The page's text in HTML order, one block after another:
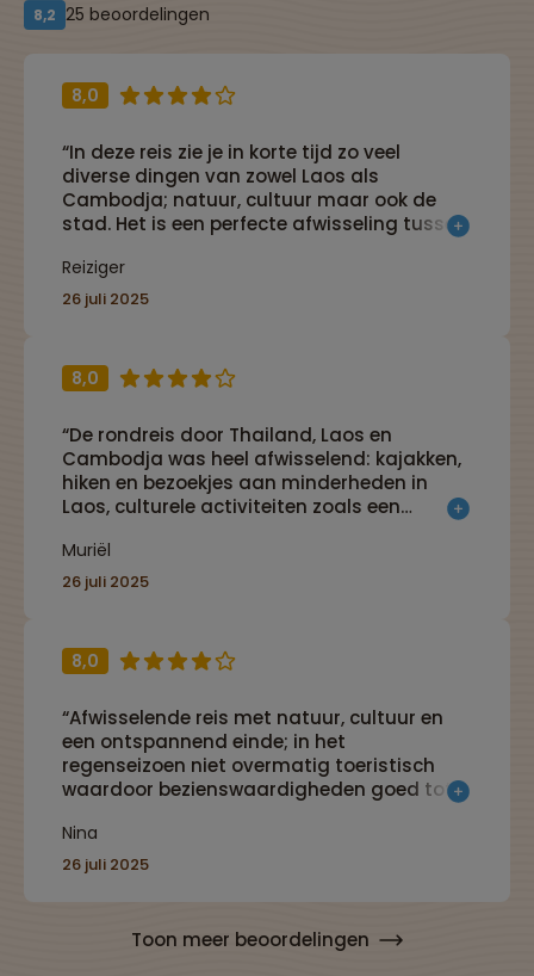
8,2 25 beoordelingen
8,0
“In deze reis zie je in korte tijd zo veel
diverse dingen van zowel Laos als
Cambodja; natuur, cultuur maar ook de
stad. Het is een perfecte afwisseling tussen
verkennen bij tuktuk.”
Reiziger
26 juli 2025
8,0
“De rondreis door Thailand, Laos en
Cambodja was heel afwisselend: kajakken,
hiken en bezoekjes aan minderheden in
Laos, culturele activiteiten zoals een
in Cambodja en chillen op Koh Chang in
Thailand.”
Muriël
26 juli 2025
8,0
“Afwisselende reis met natuur, cultuur en
een ontspannend einde; in het
regenseizoen niet overmatig toeristisch
waardoor bezienswaardigheden goed tot
Nina
26 juli 2025
Toon meer beoordelingen